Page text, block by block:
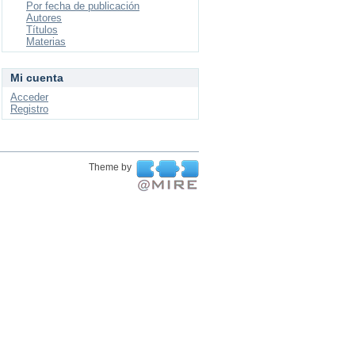
Por fecha de publicación
Autores
Títulos
Materias
Mi cuenta
Acceder
Registro
Theme by